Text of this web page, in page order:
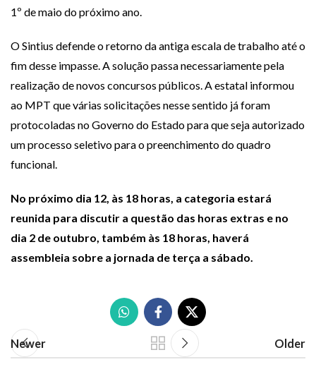
1º de maio do próximo ano.
O Sintius defende o retorno da antiga escala de trabalho até o
fim desse impasse. A solução passa necessariamente pela
realização de novos concursos públicos. A estatal informou
ao MPT que várias solicitações nesse sentido já foram
protocoladas no Governo do Estado para que seja autorizado
um processo seletivo para o preenchimento do quadro
funcional.
No próximo dia 12, às 18 horas, a categoria estará
reunida para discutir a questão das horas extras e no
dia 2 de outubro, também às 18 horas, haverá
assembleia sobre a jornada de terça a sábado.
Newer Older